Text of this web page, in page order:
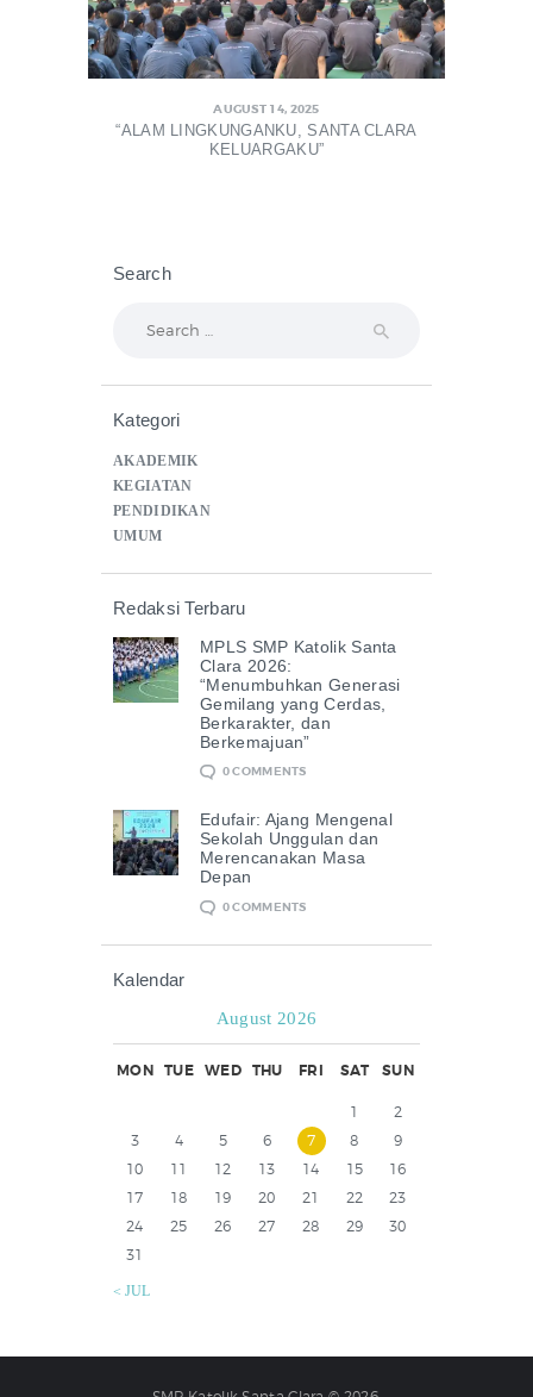
AUGUST 14, 2025
“ALAM LINGKUNGANKU, SANTA CLARA
KELUARGAKU”
Search
Kategori
AKADEMIK
KEGIATAN
PENDIDIKAN
UMUM
Redaksi Terbaru
MPLS SMP Katolik Santa
Clara 2026:
“Menumbuhkan Generasi
Gemilang yang Cerdas,
Berkarakter, dan
Berkemajuan”
0COMMENTS
Edufair: Ajang Mengenal
Sekolah Unggulan dan
Merencanakan Masa
Depan
0COMMENTS
Kalendar
August 2026
MON TUE WED THU FRI SAT SUN
1
2
3
4 5 6 7 8
9
10
11 12 13 14 15
16
17
18 19 20 21 22
23
24
25 26 27 28 29
30
31
« JUL